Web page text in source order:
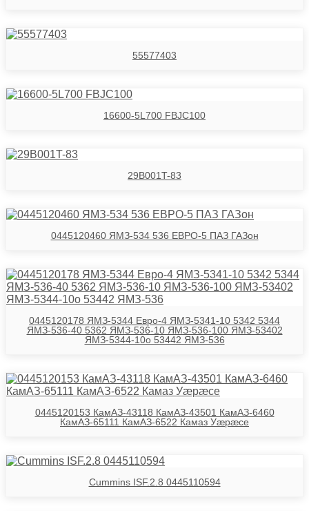
55577403
16600-5L700 FBJC100
29B001T-83
0445120460 ЯМЗ-534 536 ЕВРО-5 ПАЗ ГАЗон
0445120178 ЯМЗ-5344 Евро-4 ЯМЗ-5341-10 5342 5344
ЯМЗ-536-40 5362 ЯМЗ-536-10 ЯМЗ-536-100 ЯМЗ-53402
ЯМЗ-5344-10о 53442 ЯМЗ-536
0445120153 КамАЗ-43118 КамАЗ-43501 КамАЗ-6460
КамАЗ-65111 КамАЗ-6522 Камаз Уӕрӕсе
Cummins ISF.2.8 0445110594